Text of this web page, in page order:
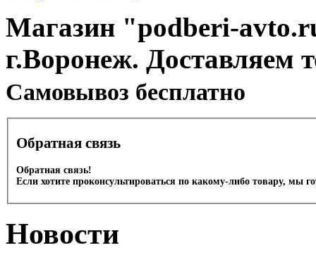
Магазин "podberi-
г.Воронеж. Доставляем
Cамовывоз бесплатно
Обратная связь
Обратная связь!
Если хотите проконсультироваться по какому-либо товару, мы
Новости